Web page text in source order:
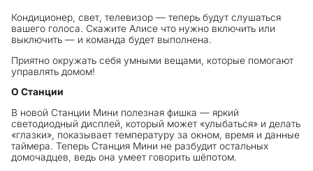
Кондиционер, свет, телевизор — теперь будут слушаться
вашего голоса. Скажите Алисе что нужно включить или
выключить — и команда будет выполнена.
Приятно окружать себя умными вещами, которые помогают
управлять домом!
О Станции
В новой Станции Мини полезная фишка — яркий
светодиодный дисплей, который может «улыбаться» и делать
«глазки», показывает температуру за окном, время и данные
таймера. Теперь Станция Мини не разбудит остальных
домочадцев, ведь она умеет говорить шёпотом.